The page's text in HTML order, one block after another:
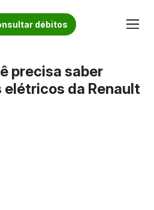
todos os nossos artigos | DOK
sobre o trânsito brasileiro!
licenciamento, ipva, multas e
débitos
precisa saber
elétricos da Renault